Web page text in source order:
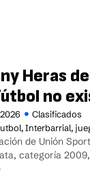
Heras
no
Clasificados
,Interbarrial,
de Unión
categoría